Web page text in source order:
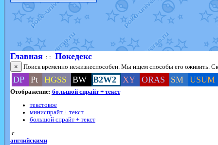
Главная: : Покедекс
× Поиск временно нежизнеспособен. Мы ищем способы его оживить.
DP Pt HGSS BW B2W2 XY ORAS SM USUM
Отображение: большой спрайт + текст
текстовое
миниспрайт + текст
большой спрайт + текст
с
английскими